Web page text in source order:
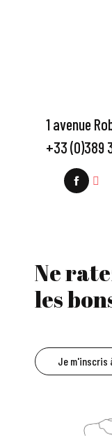
1 avenue
+33 (0)389
Ne
les
Je m'inscris